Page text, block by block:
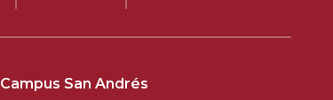
Campus San Andrés